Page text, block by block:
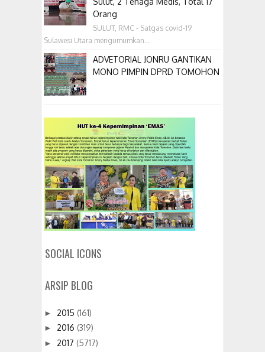
Orang
SULUT, RMC - Satgas covid-19
Sulawesi Utara mengumumkan...
ADVETORIAL JONRU GANTIKAN
MONO PIMPIN DPRD TOMOHON
SOCIAL ICONS
ARSIP BLOG
► 2015 (161)
► 2016 (319)
► 2017 (5717)